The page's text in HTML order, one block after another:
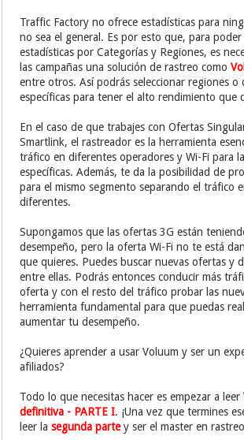
Traffic Factory no ofrece estadísticas para
no sea el general. Es por esto que, para poder
estadísticas por Categorías y Regiones, es
las campañas una solución de rastreo como
entre otros. Así podrás seleccionar regiones o
específicas para tener el alto rendimiento que
En el caso de que trabajes con Ofertas
Smartlink, el rastreador es la herramienta
tráfico en diferentes operadores y Wi-Fi para
específicas. Además, te da la posibilidad de
para el mismo segmento separando el tráfico
diferentes.
Supongamos que las ofertas 3G están
desempeño, pero la oferta Wi-Fi no te está
que quieres. Puedes buscar nuevas ofertas y
entre ellas. Podrás entonces conducir más
oferta y con el resto del tráfico probar las
herramienta fundamental para que puedas
aumentar tu desempeño.
¿Quieres aprender a usar Voluum y ser un
afiliados?
Todo lo que necesitas hacer es empezar a leer
definitiva - PARTE I. ¡Una vez que termines
leer lasegunda partey ser el master en